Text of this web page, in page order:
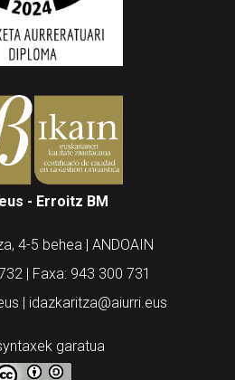
- Erroitz BM
4-5 behea | ANDOAIN
| Faxa: 943 300 731
| idazkaritza@aiurri.eus
garatua